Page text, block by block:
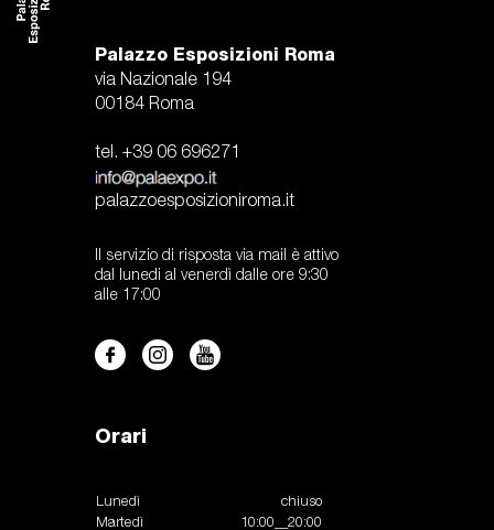
Palazzo Esposizioni Roma
via Nazionale 194
00184 Roma
tel. +39 06 696271
palazzoesposizioniroma.it
Il servizio di risposta via mail è attivo
dal lunedi al venerdì dalle ore 9:30
alle 17:00
Orari
Lunedì
chiuso
Martedì
10:00__20:00